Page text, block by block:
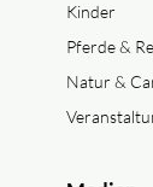
Kinder
Pferde &
Natur &